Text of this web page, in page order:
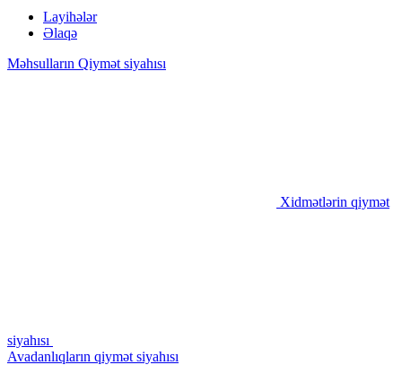
Layihələr
Əlaqə
Məhsulların Qiymət siyahısı
Xidmətlərin qiymət
siyahısı
Avadanlıqların qiymət siyahısı